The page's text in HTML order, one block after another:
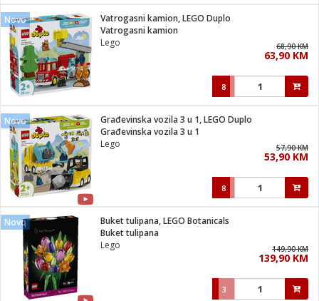
aparati
mesa
kafu
program
materijal
i oprema
100
brave
Novo
Vatrogasni kamion, LEGO Duplo
Vatrogasni kamion
Lego
68,90 KM
63,90 KM
8
Novo
Građevinska vozila 3 u 1, LEGO Duplo
Građevinska vozila 3 u 1
Lego
57,90 KM
53,90 KM
8
Novo
Buket tulipana, LEGO Botanicals
Buket tulipana
Lego
149,90 KM
139,90 KM
3